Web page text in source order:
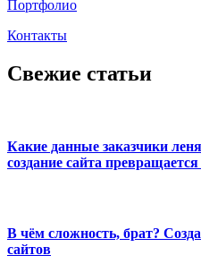
Портфолио
Контакты
Свежие статьи
Какие данные заказчики
создание сайта
В чём сложность, брат?
сайтов